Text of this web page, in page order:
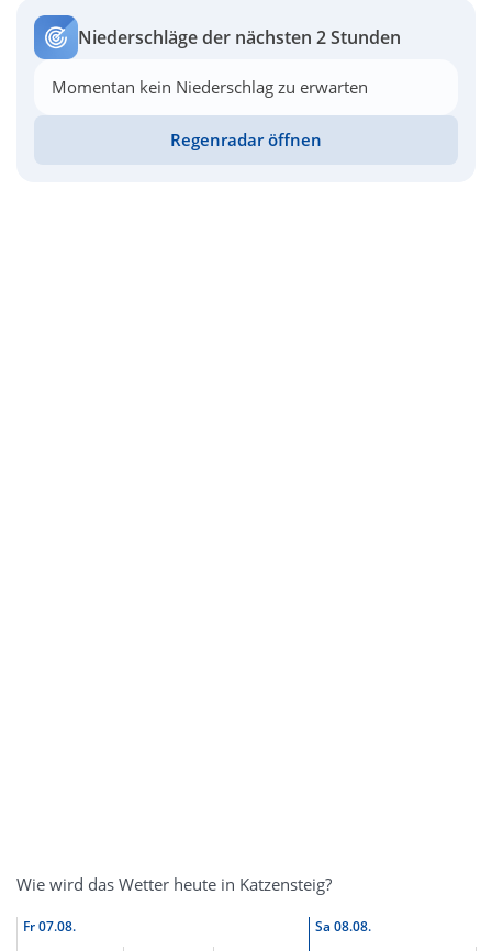
Niederschläge der nächsten 2 Stunden
Momentan kein Niederschlag zu erwarten
Regenradar öffnen
Wie wird das Wetter heute in Katzensteig?
Fr07.08. Sa 08.08.